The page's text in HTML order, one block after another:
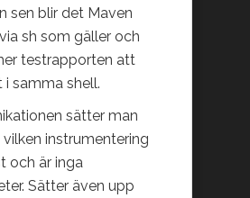
sen blir det Maven
sh som gäller och
testrapporten att
i samma shell.
sätter man
instrumentering
och är inga
Sätter även upp